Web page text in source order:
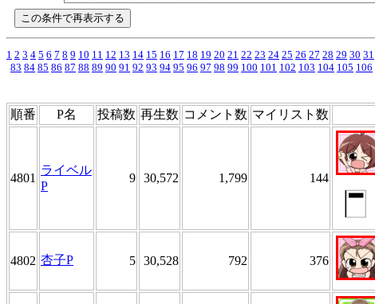
1 2 3 4 5 6 7 8 9 10 11 12 13 14 15 16 17 18 19 20 21 22 23 24 25 26 27 28 29 30 31
83 84 85 86 87 88 89 90 91 92 93 94 95 96 97 98 99 100 101 102 103 104 105 106
順番 P名 投稿数 再生数 コメント数 マイリスト数
4801
ライベル
P
9 30,572 1,799 144
4802 杏子P 5 30,528 792 376